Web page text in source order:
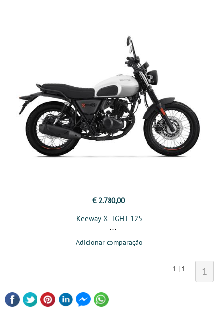
€ 2.780,00
Keeway X-LIGHT 125
Adicionar comparação
1 | 1 1